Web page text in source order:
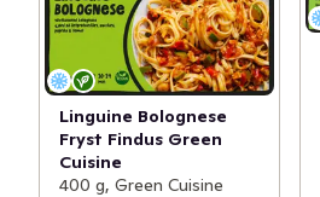
Linguine Bolognese
Fryst Findus Green
Cuisine
400 g, Green Cuisine